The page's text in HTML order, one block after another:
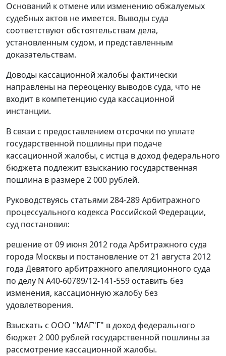
Оснований к отмене или изменению обжалуемых
судебных актов не имеется. Выводы суда
соответствуют обстоятельствам дела,
установленным судом, и представленным
доказательствам.
Доводы кассационной жалобы фактически
направлены на переоценку выводов суда, что не
входит в компетенцию суда кассационной
инстанции.
В связи с предоставлением отсрочки по уплате
государственной пошлины при подаче
кассационной жалобы, с истца в доход федерального
бюджета подлежит взысканию государственная
пошлина в размере 2 000 рублей.
Руководствуясь статьями 284-289Арбитражного
процессуального кодекса Российской Федерации,
суд постановил:
решение от 09 июня 2012 года Арбитражного суда
города Москвы и постановление от 21 августа 2012
года Девятого арбитражного апелляционного суда
по делу N А40-60789/12-141-559 оставить без
изменения, кассационную жалобу без
удовлетворения.
Взыскать с ООО "МАГ"Г" в доход федерального
бюджет 2 000 рублей государственной пошлины за
рассмотрение кассационной жалобы.